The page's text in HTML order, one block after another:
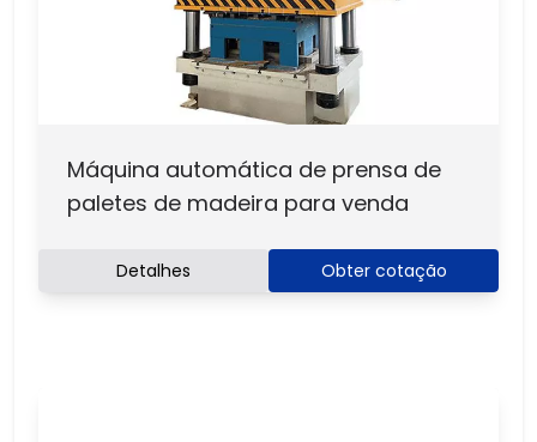
Máquina automática de prensa de
paletes de madeira para venda
Detalhes Obter cotação